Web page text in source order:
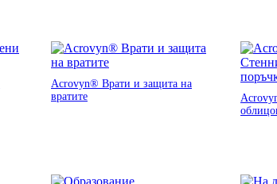
Acrovyn® Врати и защита на
вратите